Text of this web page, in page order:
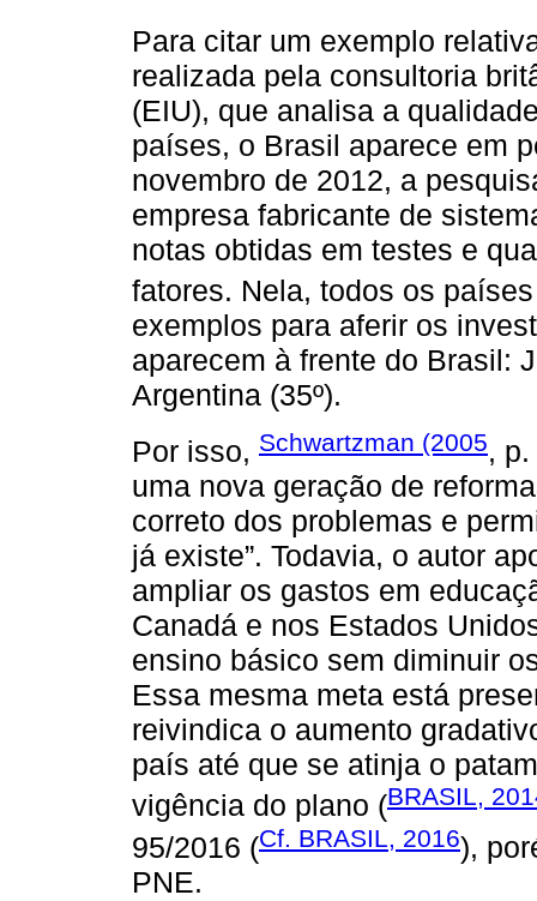
Para citar um exemplo
realizada pela consultoria
(EIU), que analisa a
países, o Brasil aparece em
novembro de 2012, a
empresa fabricante de
notas obtidas em testes e
fatores. Nela, todos os
exemplos para aferir os
aparecem à frente do Brasil:
Argentina (35º).
Por isso, Schwartzman (2005,
uma nova geração de
correto dos problemas e
já existe”. Todavia, o autor
ampliar os gastos em
Canadá e nos Estados
ensino básico sem diminuir
Essa mesma meta está
reivindica o aumento
país até que se atinja o
vigência do plano (BRASIL,
95/2016 (Cf. BRASIL, 2016),
PNE.